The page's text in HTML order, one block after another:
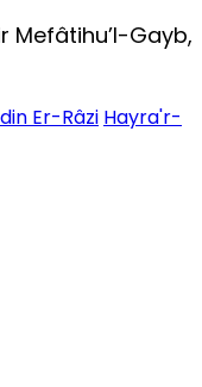
Mefâtihu’l-Gayb,
Er-Râzi Hayra'r-